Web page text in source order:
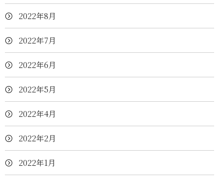
2022年8月
2022年7月
2022年6月
2022年5月
2022年4月
2022年2月
2022年1月